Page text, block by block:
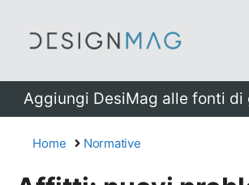
Aggiungi DesiMag alle fonti di
Home Normative